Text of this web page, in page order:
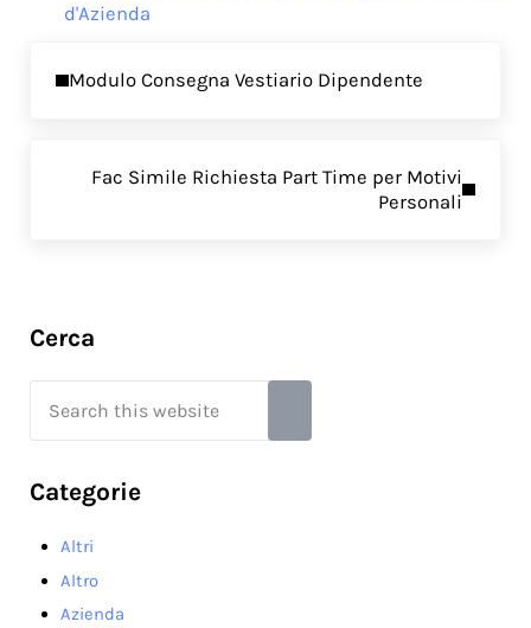
d'Azienda
Modulo Consegna Vestiario Dipendente
Fac Simile Richiesta Part Time per Motivi
Personali
Sidebar
Cerca
Categorie
Altri
Altro
Azienda